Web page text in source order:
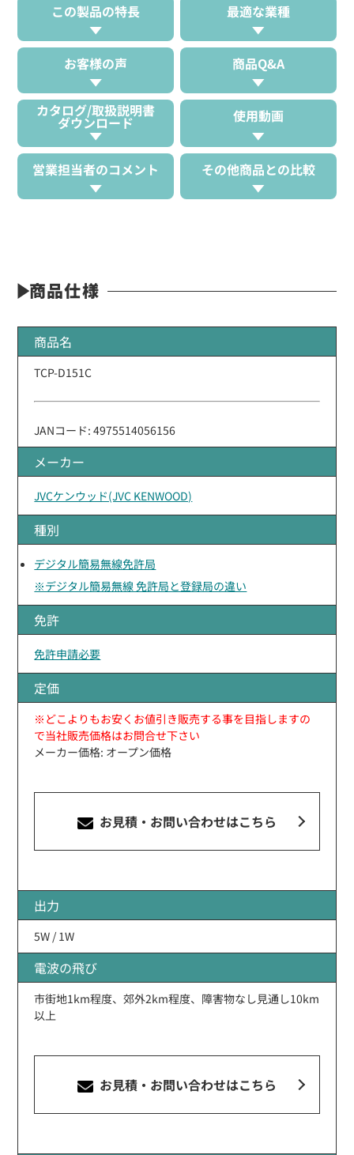
この製品の特長 最適な業種
お客様の声 商品Q&A
カタログ/取扱説明書
ダウンロード 使用動画
営業担当者のコメント その他商品との比較
商品仕様
商品名
TCP-D151C
JANコード: 4975514056156
メーカー
JVCケンウッド(JVC KENWOOD)
種別
デジタル簡易無線免許局
※デジタル簡易無線 免許局と登録局の違い
免許
免許申請必要
定価
※どこよりもお安くお値引き販売する事を目指しますの
で当社販売価格はお問合せ下さい
メーカー価格: オープン価格
お見積・お問い合わせはこちら
出力
5W / 1W
電波の飛び
市街地1km程度、郊外2km程度、障害物なし見通し10km
以上
お見積・お問い合わせはこちら